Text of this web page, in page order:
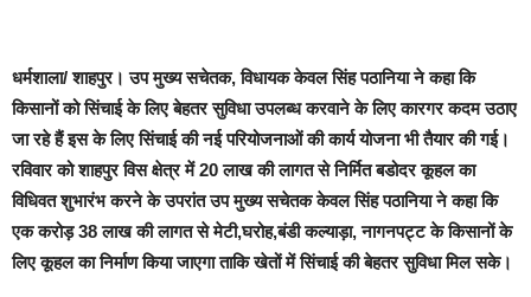
धर्मशाला/ शाहपुर। उप मुख्य सचेतक, विधायक केवल सिंह पठानिया ने कहा कि
किसानों को सिंचाई के लिए बेहतर सुविधा उपलब्ध करवाने के लिए कारगर कदम उठाए
जा रहे हैं इस के लिए सिंचाई की नई परियोजनाओं की कार्य योजना भी तैयार की गई।
रविवार को शाहपुर विस क्षेत्र में 20 लाख की लागत से निर्मित बडोदर कूहल का
विधिवत शुभारंभ करने के उपरांत उप मुख्य सचेतक केवल सिंह पठानिया ने कहा कि
एक करोड़ 38 लाख की लागत से मेटी,घरोह,बंडी कल्याड़ा, नागनपट्ट के किसानों के
लिए कूहल का निर्माण किया जाएगा ताकि खेतों में सिंचाई की बेहतर सुविधा मिल सके।